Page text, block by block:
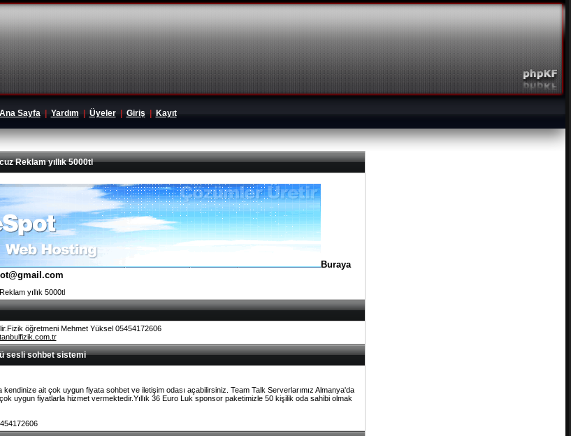
Ana Sayfa| Yardım Üyeler| Giriş| Kayıt
Reklam yıllık 5000tl
Buraya
yıllık 5000tl
öğretmeni Mehmet Yüksel 05454172606
sesli sohbet sistemi
ait çok uygun fiyata sohbet ve iletişim odası açabilirsiniz. Team Talk Serverlarımız Almanya'da
uygun fiyatlarla hizmet vermektedir.Yıllık 36 Euro Luk sponsor paketimizle 50 kişilik oda sahibi olmak